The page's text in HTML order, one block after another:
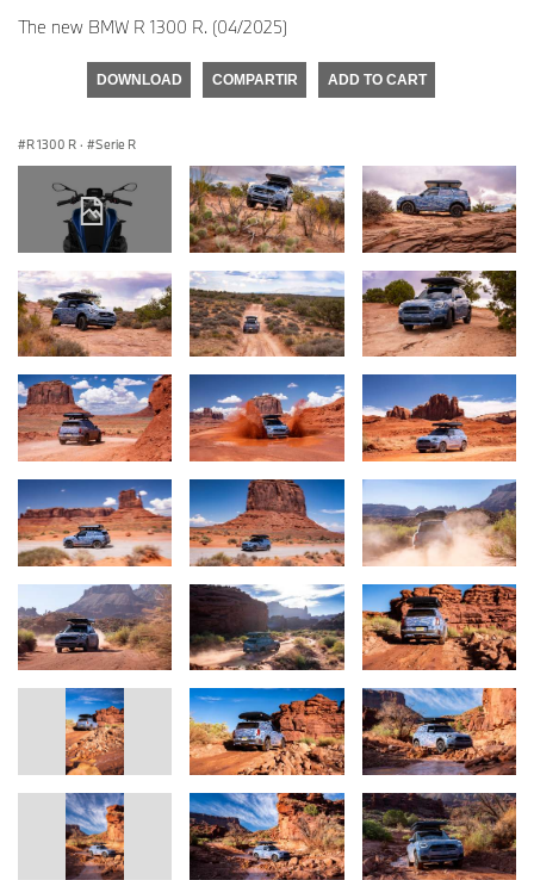
The new BMW R 1300 R. (04/2025)
DOWNLOAD COMPARTIR ADD TO CART
R 1300 R · Serie R